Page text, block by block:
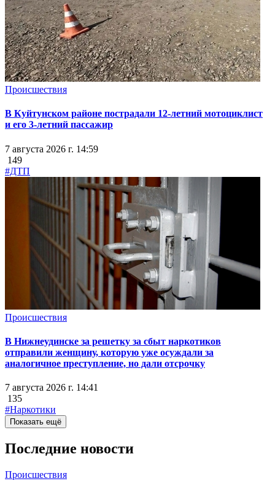
Происшествия
В Куйтунском районе пострадали 12-летний мотоциклист
и его 3-летний пассажир
7 августа 2026 г. 14:59
149
#ДТП
Происшествия
В Нижнеудинске за решетку за сбыт наркотиков
отправили женщину, которую уже осуждали за
аналогичное преступление, но дали отсрочку
7 августа 2026 г. 14:41
135
#Наркотики
Показать ещё
Последние новости
Происшествия